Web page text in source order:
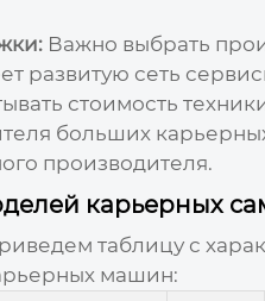
Важно выбрать
развитую сеть
стоимость
больших
производителя.
карьерных
таблицу с
машин: